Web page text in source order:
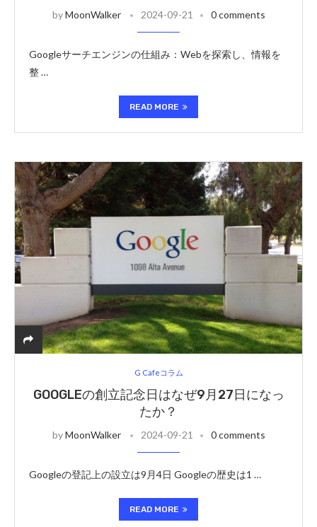
byMoonWalker 2024-09-21 0 comments
Googleサーチエンジンの仕組み：Webを探索し、情報を
整 …
READ MORE
G Cafeコラム
GOOGLEの創立記念日はなぜ9月27日になっ
たか？
byMoonWalker 2024-09-21 0 comments
Googleの登記上の設立は9月4日 Googleの歴史は1 …
READ MORE